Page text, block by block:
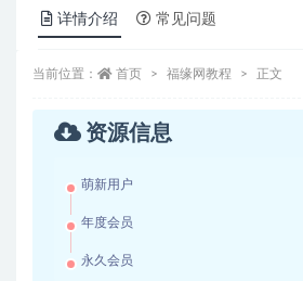
详情介绍 常见问题
当前位置： 首页 福缘网教程 正文
资源信息
萌新用户
年度会员
永久会员